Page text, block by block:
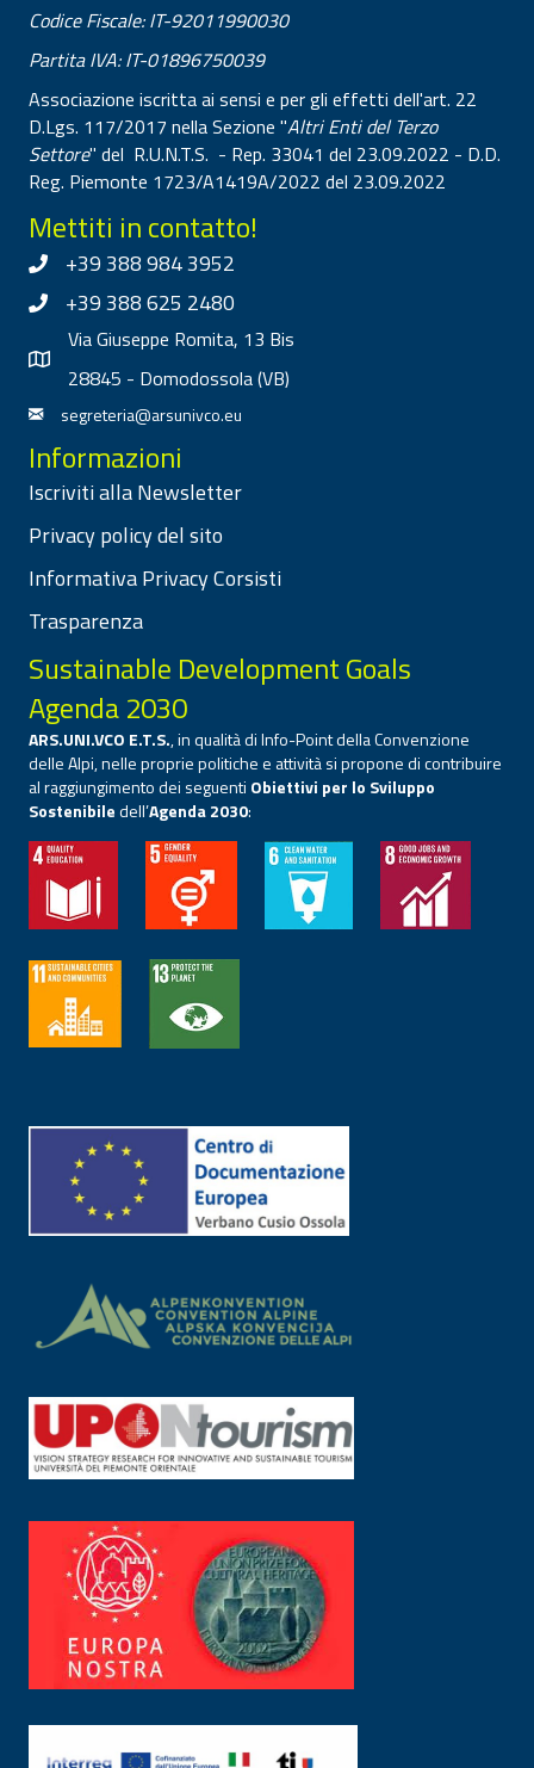
Codice Fiscale: IT-92011990030
Partita IVA: IT-01896750039
Associazione iscritta ai sensi e per gli effetti dell'art. 22
D.Lgs. 117/2017 nella Sezione "Altri Enti del Terzo
Settore" del R.U.N.T.S. - Rep. 33041 del 23.09.2022 - D.D.
Reg. Piemonte 1723/A1419A/2022 del 23.09.2022
Mettiti in contatto!
+39 388 984 3952
+39 388 625 2480
Via Giuseppe Romita, 13 Bis
28845 - Domodossola (VB)
segreteria@arsunivco.eu
Informazioni
Iscriviti alla Newsletter
Privacy policy del sito
Informativa Privacy Corsisti
Trasparenza
Sustainable Development Goals
Agenda 2030
ARS.UNI.VCO E.T.S., in qualità di Info-Point della Convenzione
delle Alpi, nelle proprie politiche e attività si propone di contribuire
al raggiungimento dei seguenti Obiettivi per lo Sviluppo
Sostenibiledell’Agenda 2030: